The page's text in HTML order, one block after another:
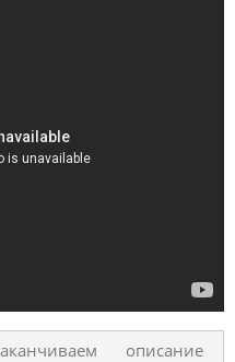
описание